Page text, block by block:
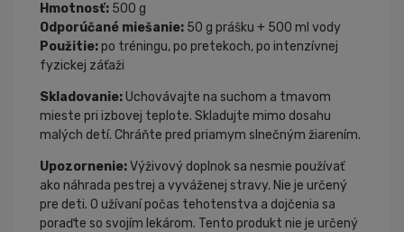
Hmotnosť: 500 g
Odporúčané miešanie: 50 g prášku + 500 ml vody
Použitie:po tréningu, po pretekoch, po intenzívnej
fyzickej záťaži
Skladovanie:Uchovávajte na suchom a tmavom
mieste pri izbovej teplote. Skladujte mimo dosahu
malých detí. Chráňte pred priamym slnečným žiarením.
Upozornenie:Výživový doplnok sa nesmie používať
ako náhrada pestrej a vyváženej stravy. Nie je určený
pre deti. O užívaní počas tehotenstva a dojčenia sa
poraďte so svojím lekárom. Tento produkt nie je určený